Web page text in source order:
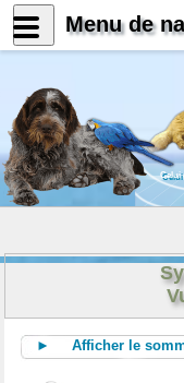
Celui
► Afficher le
Menu de